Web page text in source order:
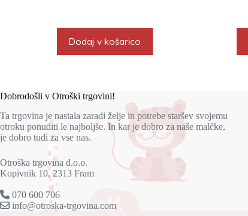
Dodaj v košarico
Dobrodošli v Otroški trgovini!
Ta trgovina je nastala zaradi želje in potrebe staršev svojemu
otroku ponuditi le najboljše. In kar je dobro za naše malčke,
je dobro tudi za vse nas.
Otroška trgovina d.o.o.
Kopivnik 10, 2313 Fram
070 600 706
info@otroska-trgovina.com